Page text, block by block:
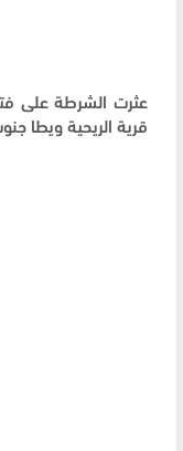
عثرت الشرطة على
قرية الريحية ويطا